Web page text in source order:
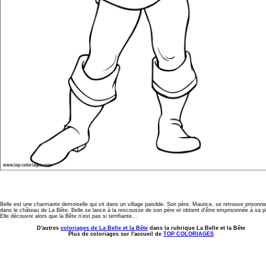
Belle est une charmante demoiselle qui vit dans un village paisible. Son père, Maurice, se retrouve
dans le château de La Bête. Belle se lance à la rescousse de son père et obtient d'être emprisonnée à sa
Elle découvre alors que la Bête n'est pas si terrifiante...
D'autres coloriages de La Belle et la Bête dans la rubrique La Belle et la Bête
Plus de coloriages sur l'accueil de TOP COLORIAGES